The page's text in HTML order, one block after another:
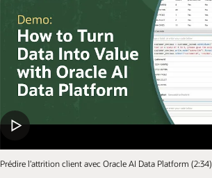
Prédire l’attrition client avec Oracle AI Data Platform (2:34)